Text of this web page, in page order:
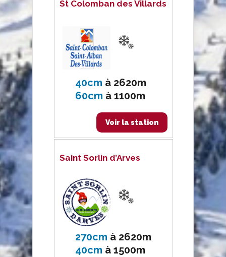
St Colomban des Villards
40cm à 2620m
60cm à1100m
Voir la station
Saint Sorlin d’Arves
270cm à 2620m
40cm à1500m